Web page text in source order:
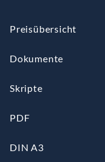
Preisübersicht
Dokumente
Skripte
PDF
DIN A3